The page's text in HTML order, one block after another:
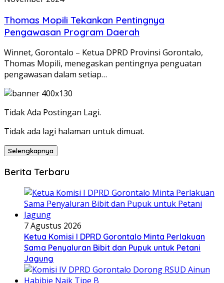
Thomas Mopili Tekankan Pentingnya
Pengawasan Program Daerah
Winnet, Gorontalo – Ketua DPRD Provinsi Gorontalo,
Thomas Mopili, menegaskan pentingnya penguatan
pengawasan dalam setiap…
Tidak Ada Postingan Lagi.
Tidak ada lagi halaman untuk dimuat.
Selengkapnya
Berita Terbaru
7 Agustus 2026
Ketua Komisi I DPRD Gorontalo Minta Perlakuan
Sama Penyaluran Bibit dan Pupuk untuk Petani
Jagung